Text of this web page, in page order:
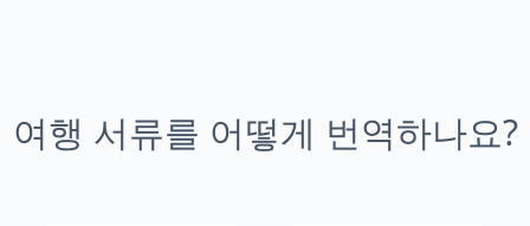
여행 서류를 어떻게 번역하나요?